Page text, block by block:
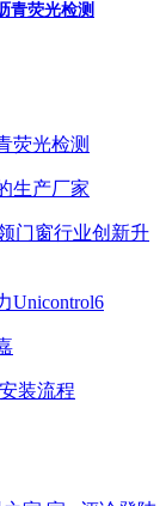
青荧光检测
荧光检测
生产厂家
门窗行业创新升
Unicontrol6
装流程